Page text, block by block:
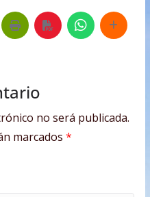
no será publicada.
marcados *